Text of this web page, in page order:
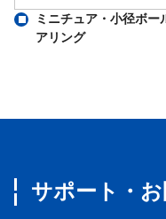
ミニチュア・小径ボー
アリング
サポート・